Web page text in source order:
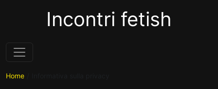
Incontri fetish
Home